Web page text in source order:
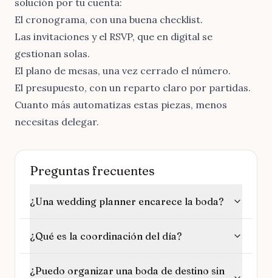
El cronograma, con una buena checklist.
Las invitaciones y el RSVP, que en digital se
gestionan solas.
El plano de mesas, una vez cerrado el número.
El presupuesto, con un reparto claro por partidas.
Cuanto más automatizas estas piezas, menos
necesitas delegar.
Preguntas frecuentes
¿Una wedding planner encarece la boda?
¿Qué es la coordinación del día?
¿Puedo organizar una boda de destino sin